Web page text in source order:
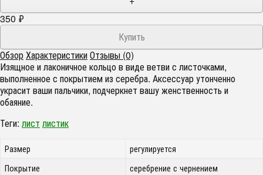
350 ₽
ОбзорХарактеристикиОтзывы (0)
Изящное и лаконичное кольцо в виде ветви с листочками,
выполненное с покрытием из серебра. Аксессуар утонченно
украсит ваши пальчики, подчеркнет вашу женственность и
обаяние.
Теги: лист листик
Размер
регулируется
Покрытие
серебрение с чернением